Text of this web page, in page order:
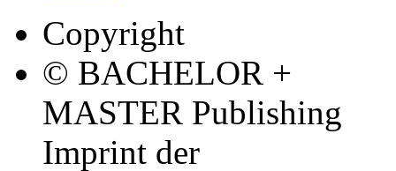
Copyright
© BACHELOR +
MASTER Publishing
Imprint der